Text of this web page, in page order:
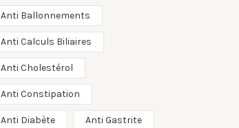
Anti Ballonnements
Anti Calculs Biliaires
Anti Cholestérol
Anti Constipation
Anti Diabète Anti Gastrite